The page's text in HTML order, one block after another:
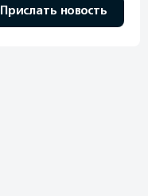
Прислать новость